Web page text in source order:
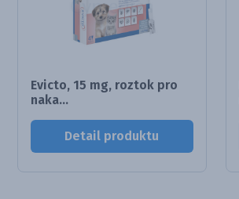
Evicto, 15 mg, roztok pro
naka...
Detail produktu